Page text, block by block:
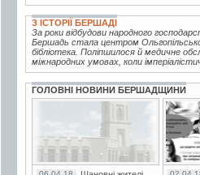
З ІСТОРІЇ БЕРШАДІ
За роки відбудови народного
Бершадь стала центром
бібліотека. Поліпшилося й медичне
міжнародних умовах, коли
ГОЛОВНІ НОВИНИ БЕРШАДЩИНИ